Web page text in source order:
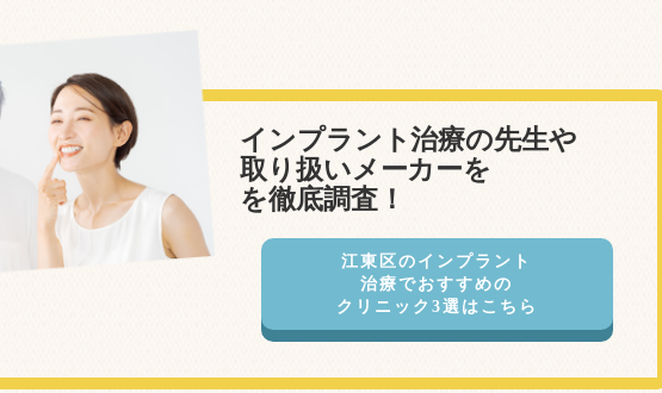
インプラント治療の先生や
取り扱いメーカーを
を徹底調査！
江東区のインプラント
治療でおすすめの
クリニック3選はこちら